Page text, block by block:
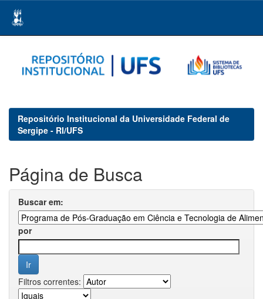
navigation
Repositório Institucional da Universidade Federal de
Sergipe - RI/UFS
Página de Busca
Buscar em:
por
Filtros correntes: